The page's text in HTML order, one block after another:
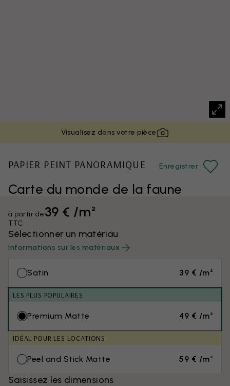
Visualisez dans votre pièce
Carte du monde de la faune
PAPIER PEINT PANORAMIQUE Enregistrer
à partir de39 € /m²
TTC
Sélectionner un matériau
Informations sur les matériaux
Satin 39 € /m²
LES PLUS POPULAIRES
Premium Matte 49 € /m²
IDÉAL POUR LES LOCATIONS
Peel and Stick Matte 59 € /m²
Saisissez les dimensions